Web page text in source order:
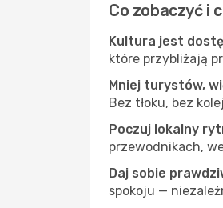
Co zobaczyć i
Kultura jest
które przybliżają
Mniej turystów,
Bez tłoku, bez
Poczuj lokalny
przewodnikach,
Daj sobie
spokoju —